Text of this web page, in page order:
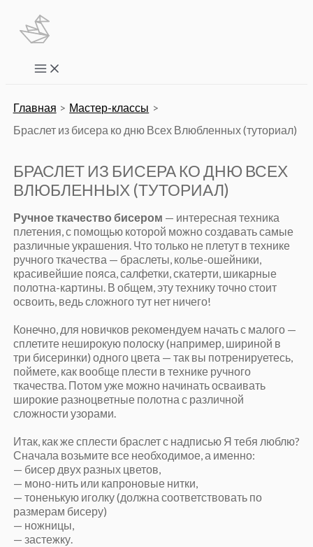
Перейти
содержимому
Main
Menu
Главная
Мастер-классы
Браслет из бисера ко дню Всех Влюбленных (туториал)
БРАСЛЕТ ИЗ БИСЕРА КО ДНЮ ВСЕХ
ВЛЮБЛЕННЫХ (ТУТОРИАЛ)
Ручное ткачество бисером — интересная техника
плетения, с помощью которой можно создавать самые
различные украшения. Что только не плетут в технике
ручного ткачества — браслеты, колье-ошейники,
красивейшие пояса, салфетки, скатерти, шикарные
полотна-картины. В общем, эту технику точно стоит
освоить, ведь сложного тут нет ничего!
Конечно, для новичков рекомендуем начать с малого —
сплетите неширокую полоску (например, шириной в
три бисеринки) одного цвета — так вы потренируетесь,
поймете, как вообще плести в технике ручного
ткачества. Потом уже можно начинать осваивать
широкие разноцветные полотна с различной
сложности узорами.
Итак, как же сплести браслет с надписью Я тебя люблю?
Сначала возьмите все необходимое, а именно:
— бисер двух разных цветов,
— моно-нить или капроновые нитки,
— тоненькую иголку (должна соответствовать по
размерам бисеру)
— ножницы,
— застежку.